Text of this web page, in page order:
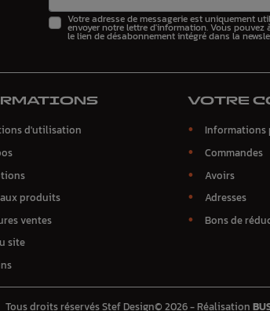
Votre adresse de messagerie est uniquement
envoyer notre lettre d'information. Vous
le lien de désabonnement intégré dans la
d'utilisation
produits
ventes
site
VOTRE
Informations
Commandes
Avoirs
Adresses
Bons de
Tous droits réservés Stef Design© 2026 - Réalisation